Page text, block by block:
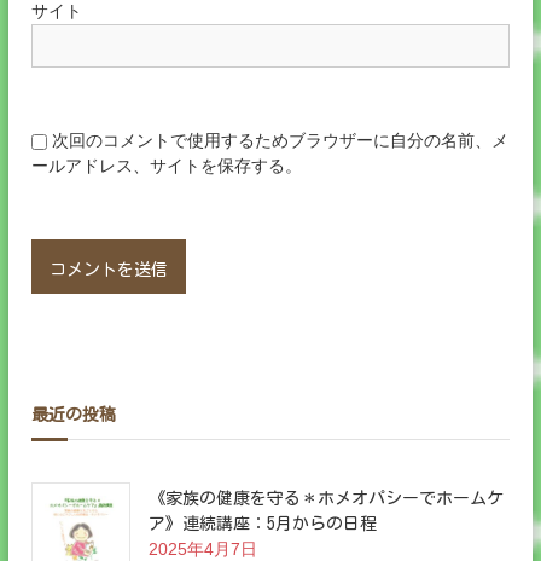
サイト
次回のコメントで使用するためブラウザーに自分の名前、メ
ールアドレス、サイトを保存する。
最近の投稿
《家族の健康を守る＊ホメオパシーでホームケ
ア》連続講座：5月からの日程
2025年4月7日